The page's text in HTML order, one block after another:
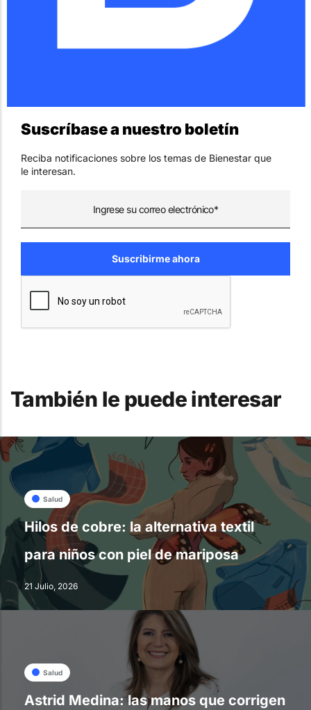
Suscríbase a nuestro boletín
Reciba notificaciones sobre los temas de Bienestar que
le interesan.
También le puede interesar
Salud
Hilos de cobre: la alternativa textil
para niños con piel de mariposa
21 Julio, 2026
Salud
Astrid Medina: las manos que corrigen